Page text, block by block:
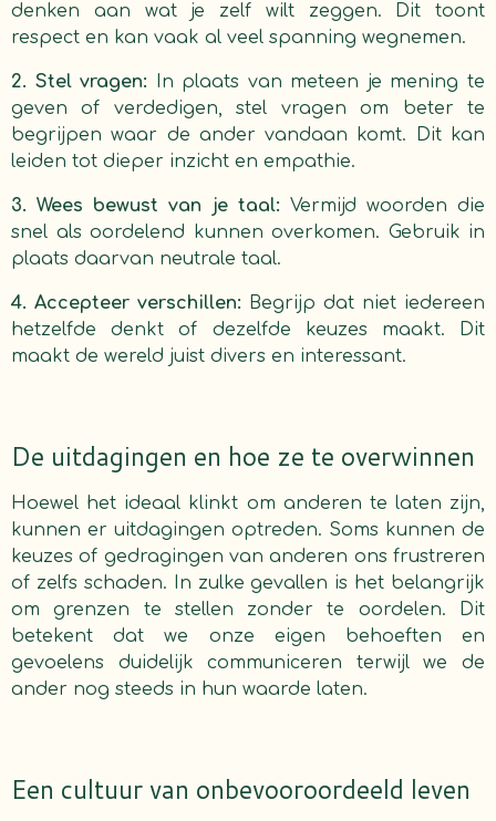
denken aan wat je zelf wilt zeggen. Dit toont
respect en kan vaak al veel spanning wegnemen.
2. Stel vragen: In plaats van meteen je mening te
geven of verdedigen, stel vragen om beter te
begrijpen waar de ander vandaan komt. Dit kan
leiden tot dieper inzicht en empathie.
3. Wees bewust van je taal: Vermijd woorden die
snel als oordelend kunnen overkomen. Gebruik in
plaats daarvan neutrale taal.
4. Accepteer verschillen: Begrijp dat niet iedereen
hetzelfde denkt of dezelfde keuzes maakt. Dit
maakt de wereld juist divers en interessant.
De uitdagingen en hoe ze te overwinnen
Hoewel het ideaal klinkt om anderen te laten zijn,
kunnen er uitdagingen optreden. Soms kunnen de
keuzes of gedragingen van anderen ons frustreren
of zelfs schaden. In zulke gevallen is het belangrijk
om grenzen te stellen zonder te oordelen. Dit
betekent dat we onze eigen behoeften en
gevoelens duidelijk communiceren terwijl we de
ander nog steeds in hun waarde laten.
Een cultuur van onbevooroordeeld leven